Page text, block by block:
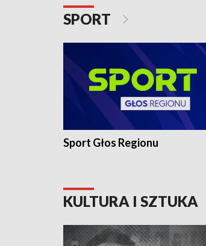
SPORT
Sport Głos Regionu
KULTURA I SZTUKA